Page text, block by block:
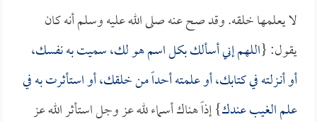
لا يعلمها خلقه. وقد صح عنه صلى الله عليه وسلم أنه كان
يقول: {اللهم إني أسألك بكل اسم هو لك، سميت به نفسك،
أو أنـزلته في كتابك، أو علمته أحداً من خلقك، أو استأثرت به في
علم الغيب عندك} إذاً هناك أسماء لله عز وجل استأثر الله عز